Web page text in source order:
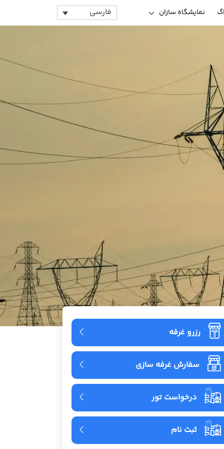
نمایشگاه سازان فارسی
رزرو غرفه
سفارش غرفه سازی
درخواست تور
ثبت نام